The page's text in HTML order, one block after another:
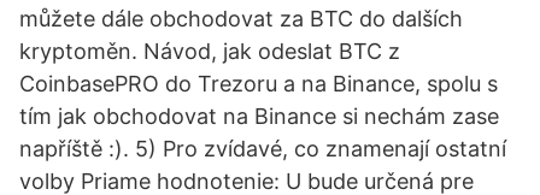
můžete dále obchodovat za BTC do dalších
kryptoměn. Návod, jak odeslat BTC z
CoinbasePRO do Trezoru a na Binance, spolu s
tím jak obchodovat na Binance si nechám zase
napříště :). 5) Pro zvídavé, co znamenají ostatní
volby Priame hodnotenie: U bude určená pre